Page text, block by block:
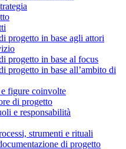
progetto in base agli attori
progetto in base al focus
progetto in base all’ambito di
figure coinvolte
di progetto
e responsabilità
strumenti e rituali
di progetto